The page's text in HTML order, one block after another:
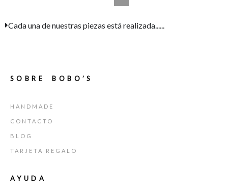
Cada una de nuestras piezas está realizada......
SOBRE BOBO’S
HANDMADE
CONTACTO
BLOG
TARJETA REGALO
AYUDA